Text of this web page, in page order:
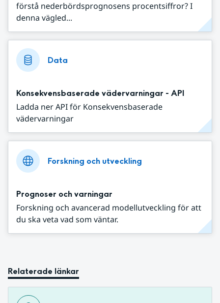
förstå nederbördsprognosens procentsiffror? I
denna vägled...
Data
Konsekvensbaserade vädervarningar - API
Ladda ner API för Konsekvensbaserade
vädervarningar
Forskning och utveckling
Prognoser och varningar
Forskning och avancerad modellutveckling för att
du ska veta vad som väntar.
Relaterade länkar